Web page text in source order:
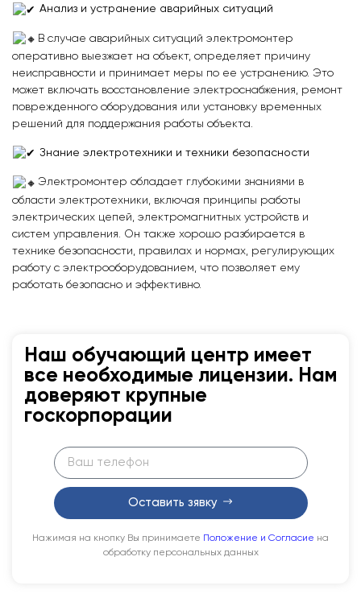
Анализ и устранение аварийных ситуаций
В случае аварийных ситуаций электромонтер
оперативно выезжает на объект, определяет причину
неисправности и принимает меры по ее устранению. Это
может включать восстановление электроснабжения, ремонт
поврежденного оборудования или установку временных
решений для поддержания работы объекта.
Знание электротехники и техники безопасности
Электромонтер обладает глубокими знаниями в
области электротехники, включая принципы работы
электрических цепей, электромагнитных устройств и
систем управления. Он также хорошо разбирается в
технике безопасности, правилах и нормах, регулирующих
работу с электрооборудованием, что позволяет ему
работать безопасно и эффективно.
Наш обучающий центр имеет
все необходимые лицензии. Нам
доверяют крупные
госкорпорации
Оставить зявку
Нажимая на кнопку Вы принимаете Положение и Согласие на
обработку персональных данных